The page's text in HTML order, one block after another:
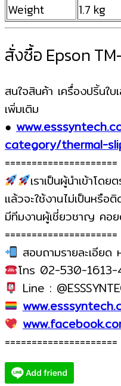
Weight
1.7 kg
สั่งซื้อ Epson
สนใจสินค้า เครื่องปริ้นใ
เพิ่มเติม
●
category/thermal-
=====================
เราเป็นผู้นำเข้าโด
แล้วจะใช้งานไม่เป็นหรือ
มีทีมงานผู้เชี่ยวชาญ คอ
=====================
สอบถามรายละเอียด
โทร 02-530-
Line :
=====================